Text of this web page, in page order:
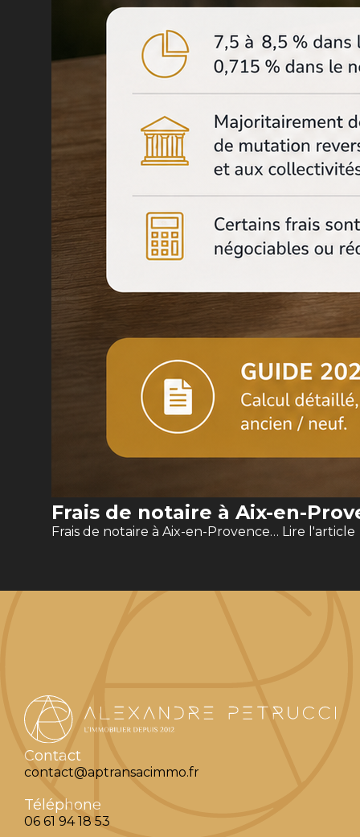
Frais de notaire à Aix-en-
Frais de notaire à Aix-en-Provence… Lire l'article
Contact
contact@aptransacimmo.fr
Téléphone
06 61 94 18 53